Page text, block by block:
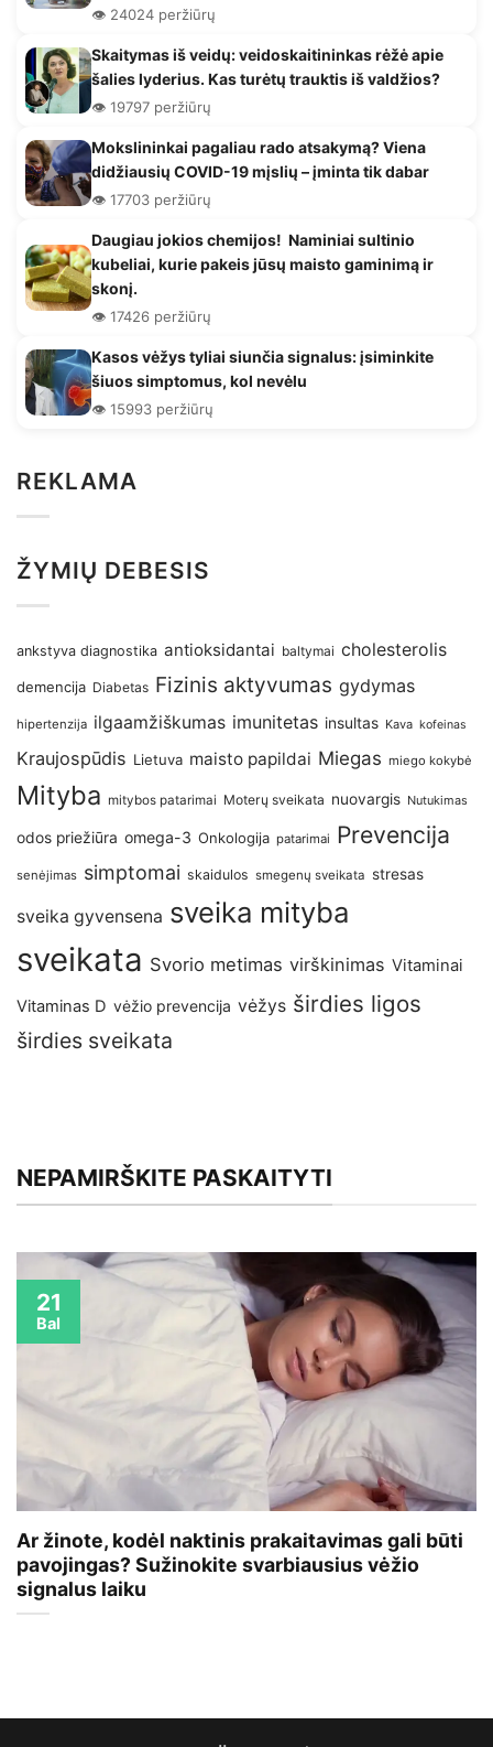
👁️ 24024 peržiūrų
Skaitymas iš veidų: veidoskaitininkas rėžė apie
šalies lyderius. Kas turėtų trauktis iš valdžios?
👁️ 19797 peržiūrų
Mokslininkai pagaliau rado atsakymą? Viena
didžiausių COVID-19 mįslių – įminta tik dabar
👁️ 17703 peržiūrų
Daugiau jokios chemijos! Naminiai sultinio
kubeliai, kurie pakeis jūsų maisto gaminimą ir
skonį.
👁️ 17426 peržiūrų
Kasos vėžys tyliai siunčia signalus: įsiminkite
šiuos simptomus, kol nevėlu
👁️ 15993 peržiūrų
REKLAMA
ŽYMIŲ DEBESIS
ankstyva diagnostika antioksidantai baltymai cholesterolis
demencija Diabetas Fizinis aktyvumas gydymas
hipertenzija ilgaamžiškumas imunitetas insultas Kava kofeinas
Kraujospūdis Lietuva maisto papildai Miegas miego kokybė
Mityba mitybos patarimai Moterų sveikata nuovargis Nutukimas
odos priežiūra omega-3 Onkologija patarimai Prevencija
senėjimas simptomai skaidulos smegenų sveikata stresas
sveika gyvensena sveika mityba
sveikata Svorio metimas virškinimas Vitaminai
Vitaminas D vėžio prevencija vėžys širdies ligos
širdies sveikata
NEPAMIRŠKITE PASKAITYTI
Ar žinote, kodėl naktinis prakaitavimas gali būti
pavojingas? Sužinokite svarbiausius vėžio
signalus laiku
21
Bal